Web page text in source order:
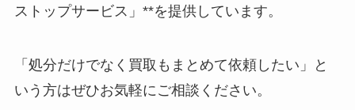
ストップサービス」**を提供しています。
「処分だけでなく買取もまとめて依頼したい」と
いう方はぜひお気軽にご相談ください。